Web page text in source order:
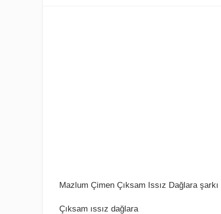
Mazlum Çimen Çıksam Issız Dağlara
Çıksam ıssız dağlara